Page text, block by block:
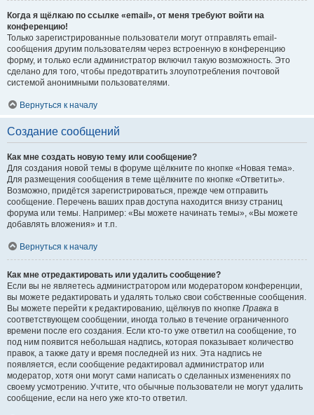
Когда я щёлкаю по ссылке «email», от меня требуют войти на
конференцию!
Только зарегистрированные пользователи могут отправлять email-
сообщения другим пользователям через встроенную в конференцию
форму, и только если администратор включил такую возможность. Это
сделано для того, чтобы предотвратить злоупотребления почтовой
системой анонимными пользователями.
Вернуться к началу
Создание сообщений
Как мне создать новую тему или сообщение?
Для создания новой темы в форуме щёлкните по кнопке «Новая тема».
Для размещения сообщения в теме щёлкните по кнопке «Ответить».
Возможно, придётся зарегистрироваться, прежде чем отправить
сообщение. Перечень ваших прав доступа находится внизу страниц
форума или темы. Например: «Вы можете начинать темы», «Вы можете
добавлять вложения» и т.п.
Вернуться к началу
Как мне отредактировать или удалить сообщение?
Если вы не являетесь администратором или модератором конференции,
вы можете редактировать и удалять только свои собственные сообщения.
Вы можете перейти к редактированию, щёлкнув по кнопке Правка в
соответствующем сообщении, иногда только в течение ограниченного
времени после его создания. Если кто-то уже ответил на сообщение, то
под ним появится небольшая надпись, которая показывает количество
правок, а также дату и время последней из них. Эта надпись не
появляется, если сообщение редактировал администратор или
модератор, хотя они могут сами написать о сделанных изменениях по
своему усмотрению. Учтите, что обычные пользователи не могут удалить
сообщение, если на него уже кто-то ответил.